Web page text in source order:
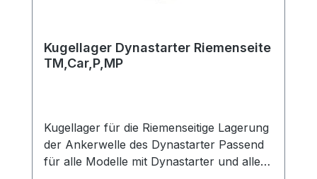
Kugellager Dynastarter Riemenseite
TM,Car,P,MP
Kugellager für die Riemenseitige Lagerung
der Ankerwelle des Dynastarter Passend
für alle Modelle mit Dynastarter und alle